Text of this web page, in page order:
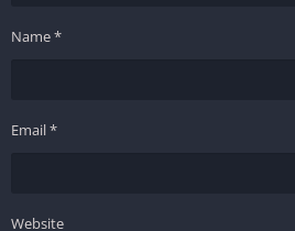
Name*
Email*
Website